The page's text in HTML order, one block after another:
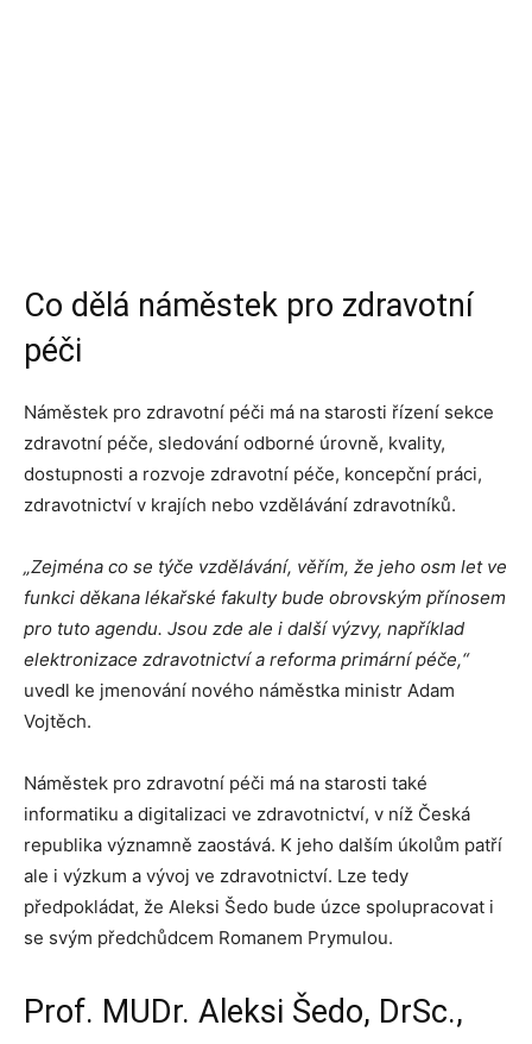
Co dělá náměstek pro zdravotní
péči
Náměstek pro zdravotní péči má na starosti řízení sekce
zdravotní péče, sledování odborné úrovně, kvality,
dostupnosti a rozvoje zdravotní péče, koncepční práci,
zdravotnictví v krajích nebo vzdělávání zdravotníků.
„Zejména co se týče vzdělávání, věřím, že jeho osm let ve
funkci děkana lékařské fakulty bude obrovským přínosem
pro tuto agendu. Jsou zde ale i další výzvy, například
elektronizace zdravotnictví a reforma primární péče,“
uvedl ke jmenování nového náměstka ministr Adam
Vojtěch.
Náměstek pro zdravotní péči má na starosti také
informatiku a digitalizaci ve zdravotnictví, v níž Česká
republika významně zaostává. K jeho dalším úkolům patří
ale i výzkum a vývoj ve zdravotnictví. Lze tedy
předpokládat, že Aleksi Šedo bude úzce spolupracovat i
se svým předchůdcem Romanem Prymulou.
Prof. MUDr. Aleksi Šedo, DrSc.,